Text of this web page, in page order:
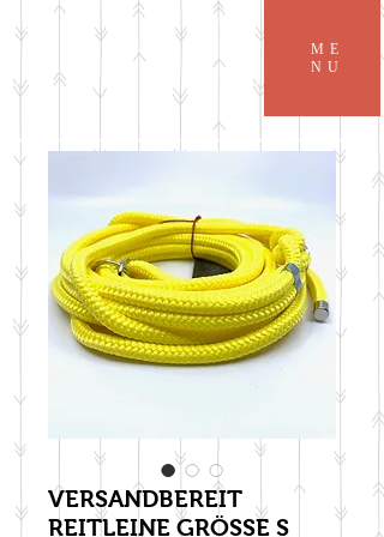
ME
NU
VERSANDBEREIT
REITLEINE GRÖSSE S